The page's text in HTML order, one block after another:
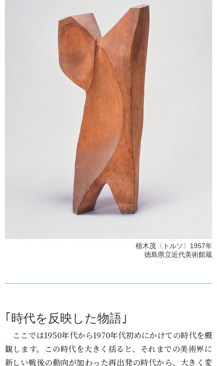
植木茂〈トルソ〉1957年
徳島県立近代美術館蔵
｢時代を反映した物語｣
ここでは1950年代から1970年代初めにかけての時代を概
観します。この時代を大きく括ると、それまでの美術界に
新しい戦後の動向が加わった再出発の時代から、大きく変